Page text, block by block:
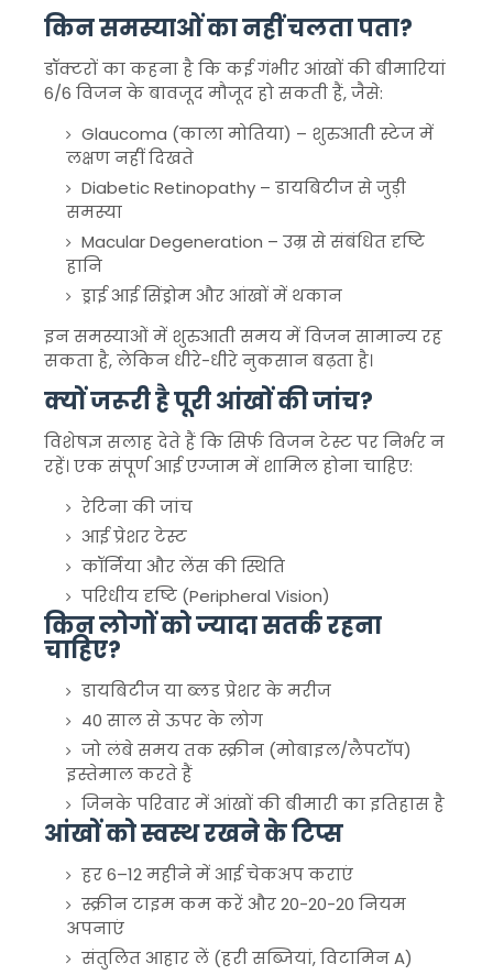
किन समस्याओं का नहीं चलता पता?
डॉक्टरों का कहना है कि कई गंभीर आंखों की बीमारियां
6/6 विजन के बावजूद मौजूद हो सकती हैं, जैसे:
Glaucoma (काला मोतिया) – शुरुआती स्टेज में
लक्षण नहीं दिखते
Diabetic Retinopathy – डायबिटीज से जुड़ी
समस्या
Macular Degeneration – उम्र से संबंधित दृष्टि
हानि
ड्राई आई सिंड्रोम और आंखों में थकान
इन समस्याओं में शुरुआती समय में विजन सामान्य रह
सकता है, लेकिन धीरे-धीरे नुकसान बढ़ता है।
क्यों जरूरी है पूरी आंखों की जांच?
विशेषज्ञ सलाह देते हैं कि सिर्फ विजन टेस्ट पर निर्भर न
रहें। एक संपूर्ण आई एग्जाम में शामिल होना चाहिए:
रेटिना की जांच
आई प्रेशर टेस्ट
कॉर्निया और लेंस की स्थिति
परिधीय दृष्टि (Peripheral Vision)
किन लोगों को ज्यादा सतर्क रहना
चाहिए?
डायबिटीज या ब्लड प्रेशर के मरीज
40 साल से ऊपर के लोग
जो लंबे समय तक स्क्रीन (मोबाइल/लैपटॉप)
इस्तेमाल करते हैं
जिनके परिवार में आंखों की बीमारी का इतिहास है
आंखों को स्वस्थ रखने के टिप्स
हर 6–12 महीने में आई चेकअप कराएं
स्क्रीन टाइम कम करें और 20-20-20 नियम
अपनाएं
संतुलित आहार लें (हरी सब्जियां, विटामिन A)